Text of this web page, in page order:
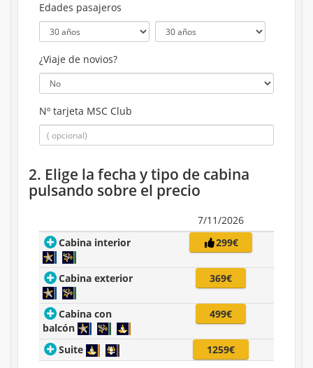
Edades pasajeros
¿Viaje de novios?
Nº tarjeta MSC Club
2. Elige la fecha y tipo de cabina
pulsando sobre el precio
7/11/2026
Cabina interior
299€
Cabina exterior 369€
Cabina con
balcón
499€
Suite 1259€